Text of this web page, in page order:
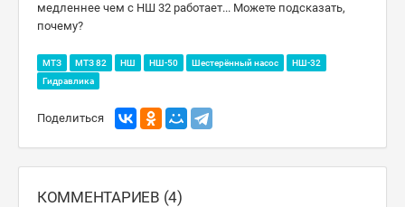
медленнее чем с НШ 32 работает... Можете подсказать,
почему?
МТЗ МТЗ 82 НШ НШ-50 Шестерённый насос
НШ-32
Гидравлика
Поделиться
КОММЕНТАРИЕВ (4)